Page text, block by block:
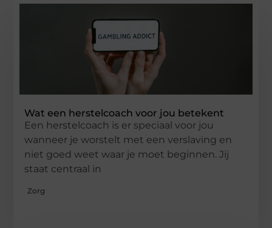
Wat een herstelcoach voor jou betekent
Een herstelcoach is er speciaal voor jou
wanneer je worstelt met een verslaving en
niet goed weet waar je moet beginnen. Jij
staat centraal in
Zorg